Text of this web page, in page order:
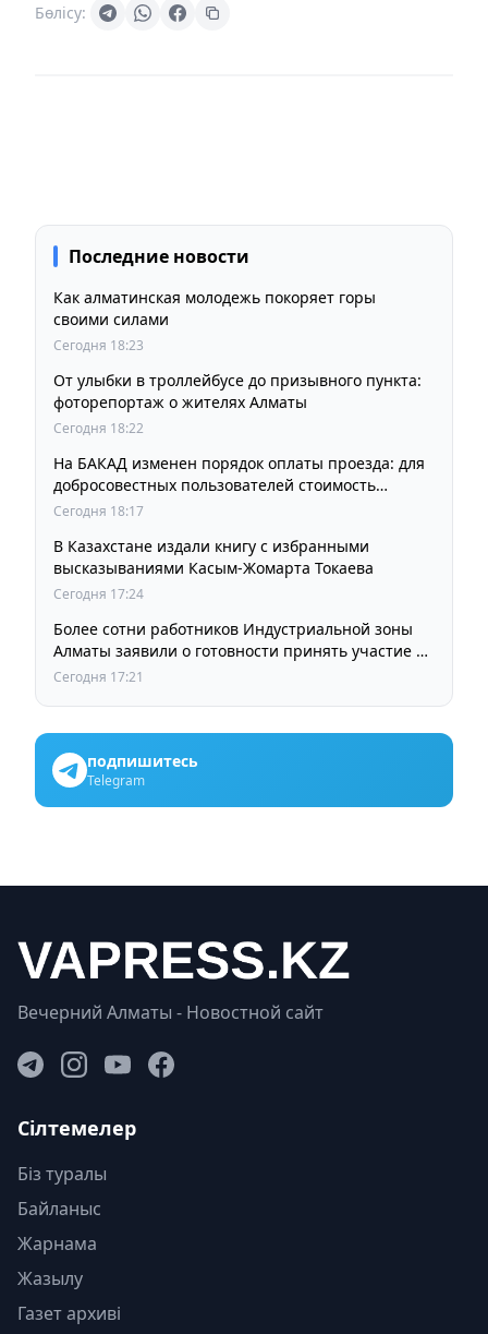
Бөлісу:
Последние новости
Как алматинская молодежь покоряет горы
своими силами
Сегодня 18:23
От улыбки в троллейбусе до призывного пункта:
фоторепортаж о жителях Алматы
Сегодня 18:22
На БАКАД изменен порядок оплаты проезда: для
добросовестных пользователей стоимость
остается прежней
Сегодня 18:17
В Казахстане издали книгу с избранными
высказываниями Касым-Жомарта Токаева
Сегодня 17:24
Более сотни работников Индустриальной зоны
Алматы заявили о готовности принять участие в
выборах членов Курылтая
Сегодня 17:21
подпишитесь
Telegram
Вечерний Алматы - Новостной сайт
Сілтемелер
Біз туралы
Байланыс
Жарнама
Жазылу
Газет архиві